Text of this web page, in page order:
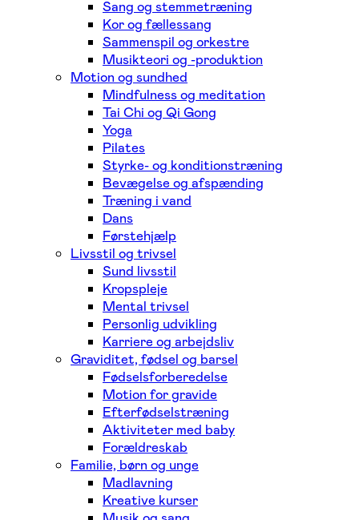
Sang og stemmetræning
Kor og fællessang
Sammenspil og orkestre
Musikteori og -produktion
Motion og sundhed
Mindfulness og meditation
Tai Chi og Qi Gong
Yoga
Pilates
Styrke- og konditionstræning
Bevægelse og afspænding
Træning i vand
Dans
Førstehjælp
Livsstil og trivsel
Sund livsstil
Kropspleje
Mental trivsel
Personlig udvikling
Karriere og arbejdsliv
Graviditet, fødsel og barsel
Fødselsforberedelse
Motion for gravide
Efterfødselstræning
Aktiviteter med baby
Forældreskab
Familie, børn og unge
Madlavning
Kreative kurser